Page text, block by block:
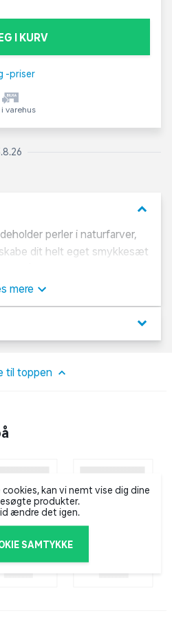
I KURV
-priser
i varehus
keyboard_arrow_down
perler i naturfarver,
dit helt eget smykkesæt
variere i form og farve fra sæt
mere
keyboard_arrow_down
til toppen
kan vi nemt vise dig dine
produkter.
ændre det igen.
SAMTYKKE